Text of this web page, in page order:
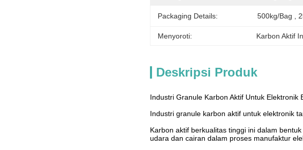
Packaging Details: 500kg/bag ,
Menyoroti: Karbon Aktif
Deskripsi Produk
Industri Granule Karbon Aktif Untuk Elektronik
Industri granule karbon aktif untuk elektronik
Karbon aktif berkualitas tinggi ini dalam
udara dan cairan dalam proses manufaktur